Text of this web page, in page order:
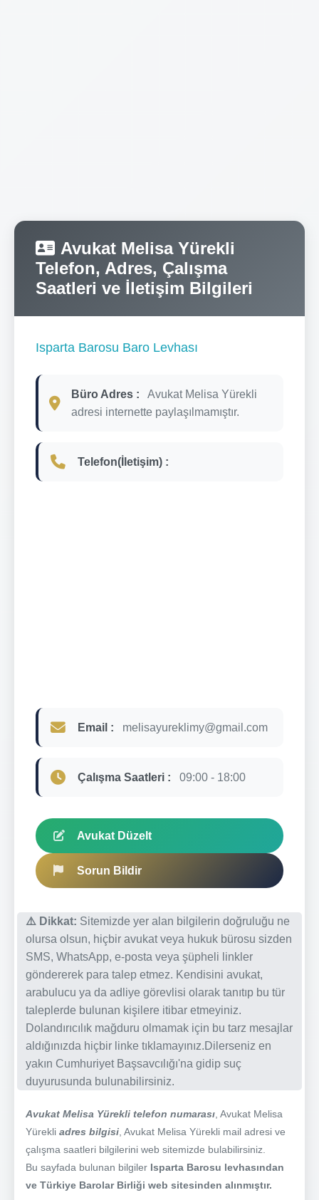
Avukat Melisa Yürekli
Telefon, Adres, Çalışma
Saatleri ve İletişim Bilgileri
Isparta Barosu Baro Levhası
Büro Adres :
Avukat Melisa Yürekli
adresi internette paylaşılmamıştır.
Telefon(İletişim) :
Email : melisayureklimy@gmail.com
Çalışma Saatleri : 09:00 - 18:00
Avukat Düzelt
Sorun Bildir
⚠️ Dikkat: Sitemizde yer alan bilgilerin doğruluğu ne
olursa olsun, hiçbir avukat veya hukuk bürosu sizden
SMS, WhatsApp, e-posta veya şüpheli linkler
göndererek para talep etmez. Kendisini avukat,
arabulucu ya da adliye görevlisi olarak tanıtıp bu tür
taleplerde bulunan kişilere itibar etmeyiniz.
Dolandırıcılık mağduru olmamak için bu tarz mesajlar
aldığınızda hiçbir linke tıklamayınız.Dilerseniz en
yakın Cumhuriyet Başsavcılığı'na gidip suç
duyurusunda bulunabilirsiniz.
Avukat Melisa Yürekli telefon numarası , Avukat Melisa
Yürekli adres bilgisi , Avukat Melisa Yürekli mail adresi ve
çalışma saatleri bilgilerini web sitemizde bulabilirsiniz.
Bu sayfada bulunan bilgiler Isparta Barosu levhasından
ve Türkiye Barolar Birliği web sitesinden alınmıştır.